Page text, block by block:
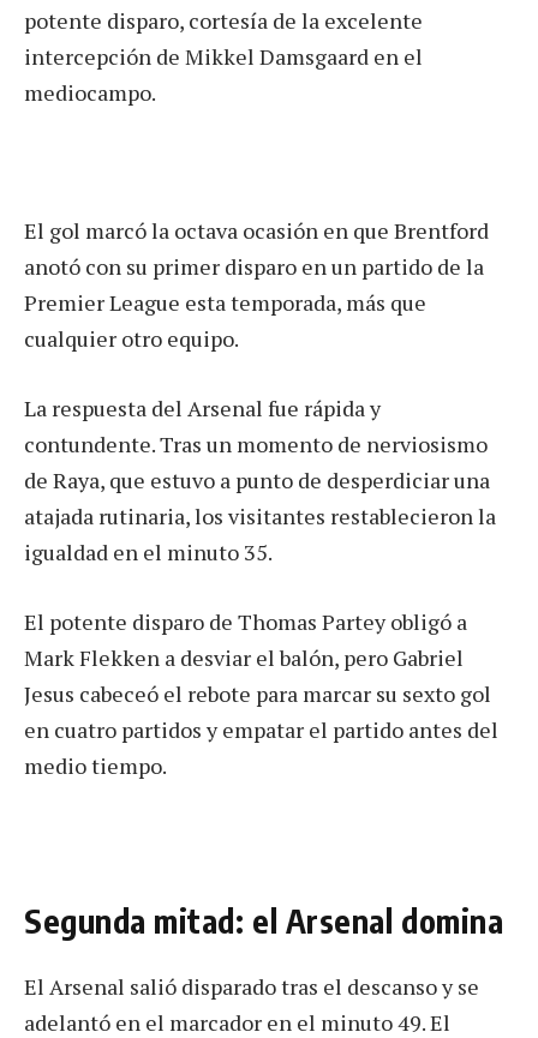
potente disparo, cortesía de la excelente
intercepción de Mikkel Damsgaard en el
mediocampo.
El gol marcó la octava ocasión en que Brentford
anotó con su primer disparo en un partido de la
Premier League esta temporada, más que
cualquier otro equipo.
La respuesta del Arsenal fue rápida y
contundente. Tras un momento de nerviosismo
de Raya, que estuvo a punto de desperdiciar una
atajada rutinaria, los visitantes restablecieron la
igualdad en el minuto 35.
El potente disparo de Thomas Partey obligó a
Mark Flekken a desviar el balón, pero Gabriel
Jesus cabeceó el rebote para marcar su sexto gol
en cuatro partidos y empatar el partido antes del
medio tiempo.
Segunda mitad: el Arsenal domina
El Arsenal salió disparado tras el descanso y se
adelantó en el marcador en el minuto 49. El